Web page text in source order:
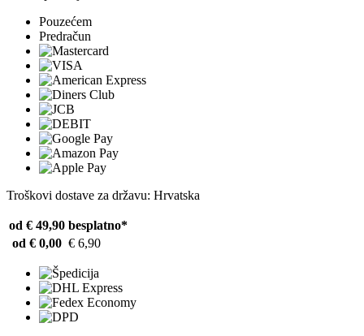
Pouzećem
Predračun
Troškovi dostave za državu: Hrvatska
od € 49,90 besplatno*
od € 0,00 € 6,90